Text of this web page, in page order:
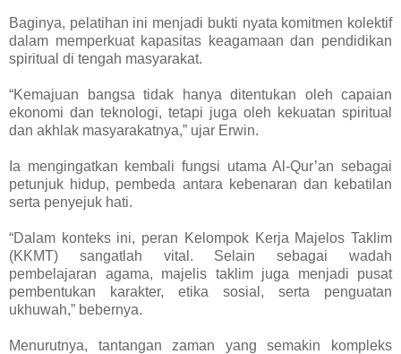
Baginya, pelatihan ini menjadi bukti nyata komitmen kolektif
dalam memperkuat kapasitas keagamaan dan pendidikan
spiritual di tengah masyarakat.
“Kemajuan bangsa tidak hanya ditentukan oleh capaian
ekonomi dan teknologi, tetapi juga oleh kekuatan spiritual
dan akhlak masyarakatnya,” ujar Erwin.
Ia mengingatkan kembali fungsi utama Al-Qur’an sebagai
petunjuk hidup, pembeda antara kebenaran dan kebatilan
serta penyejuk hati.
“Dalam konteks ini, peran Kelompok Kerja Majelos Taklim
(KKMT) sangatlah vital. Selain sebagai wadah
pembelajaran agama, majelis taklim juga menjadi pusat
pembentukan karakter, etika sosial, serta penguatan
ukhuwah,” bebernya.
Menurutnya, tantangan zaman yang semakin kompleks